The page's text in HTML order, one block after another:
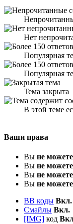
Нет
Популярная
Популярная
Тема закрыта
В этой теме
Ваши права
Вы не можете
Вы не можете
Вы не можете
Вы не можете
BB коды Вкл.
Смайлы Вкл.
[IMG] код